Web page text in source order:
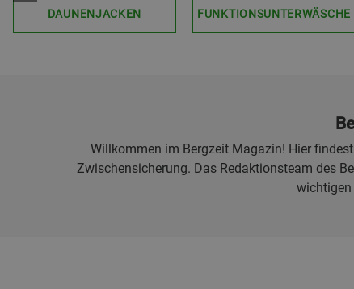
DAUNENJACKEN FUNKTIONSUNTERWÄSCHE
Willkommen im Bergzeit Magazin! Hier
Zwischensicherung. Das Redaktionsteam des
wichtigen